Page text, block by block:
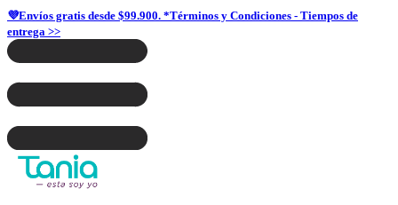
💜Envíos gratis desde $99.900. *Términos y Condiciones - Tiempos de
entrega >>